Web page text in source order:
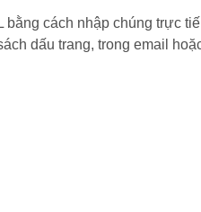
cách nhập chúng trực
dấu trang, trong email